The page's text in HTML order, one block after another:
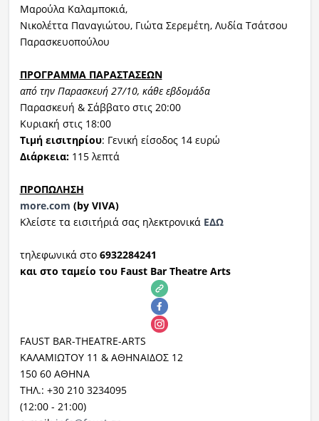
Μαρούλα Καλαμποκιά,
Νικολέττα Παναγιώτου, Γιώτα Σερεμέτη, Λυδία Τσάτσου
Παρασκευοπούλου
ΠΡΟΓΡΑΜΜΑ ΠΑΡΑΣΤΑΣΕΩΝ
από την Παρασκευή 27/10, κάθε εβδομάδα
Παρασκευή & Σάββατο στις 20:00
Κυριακή στις 18:00
Τιμή εισιτηρίου: Γενική είσοδος 14 ευρώ
Διάρκεια: 115 λεπτά
ΠΡΟΠΩΛΗΣΗ
more.com (by VIVA)
Κλείστε τα εισιτήριά σας ηλεκτρονικά ΕΔΩ
τηλεφωνικά στο6932284241
και στο ταμείο του Faust Bar Theatre Arts
FAUST BAR-THEATRE-ARTS
ΚΑΛΑΜΙΩΤΟΥ 11 & ΑΘΗΝΑΙΔΟΣ 12
150 60 ΑΘΗΝΑ
ΤΗΛ.: +30 210 3234095
(12:00 - 21:00)